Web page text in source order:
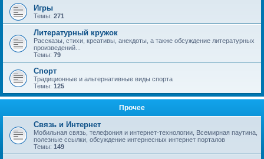
Игры
Темы: 271
Литературный кружок
Рассказы, стихи, креативы, анекдоты, а также обсуждение литературных
произведений...
Темы: 79
Спорт
Традиционные и альтернативные виды спорта
Темы: 125
Прочее
Связь и Интернет
Мобильная связь, телефония и интернет-технологии, Всемирная паутина,
полезные ссылки, обсуждение интернесных интернет порталов
Темы: 149